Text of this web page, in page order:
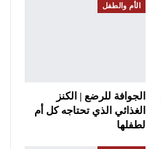
الأم والطفل
الجوافة للرضع | الكنز
الغذائي الذي تحتاجه كل أم
لطفلها